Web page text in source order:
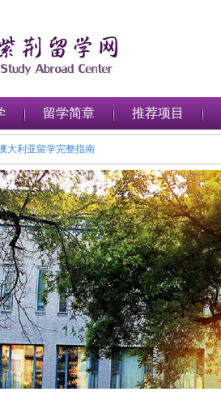
留学简章 推荐项目
年澳大利亚留学完整指南